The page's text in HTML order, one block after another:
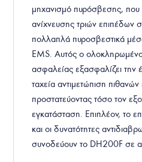
μηχανισμό πυρόσβεσης, που
ανίχνευσης τριών επιπέδων
πολλαπλά πυροσβεστικά
EMS. Αυτός ο
ασφαλείας εξασφαλίζει την
ταχεία αντιμετώπιση
προστατεύοντας τόσο τον
εγκατάσταση. Επιπλέον, το
και οι δυνατότητες
συνοδεύουν το DH200F σε